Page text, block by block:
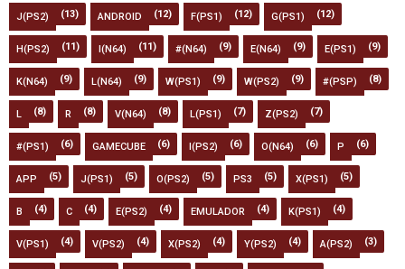
J(PS2) (13) ANDROID (12) F(PS1) (12) G(PS1) (12)
H(PS2) (11) I(N64) (11) #(N64) (9) E(N64) (9) E(PS1) (9)
K(N64) (9) L(N64) (9) W(PS1) (9) W(PS2) (9) #(PSP) (8)
L (8) R (8) V(N64) (8) L(PS1) (7) Z(PS2) (7)
#(PS1) (6) GAMECUBE (6) I(PS2) (6) O(N64) (6) P (6)
APP (5) J(PS1) (5) O(PS2) (5) PS3 (5) X(PS1) (5)
B (4) C (4) E(PS2) (4) EMULADOR (4) K(PS1) (4)
V(PS1) (4) V(PS2) (4) X(PS2) (4) Y(PS2) (4) A(PS2) (3)